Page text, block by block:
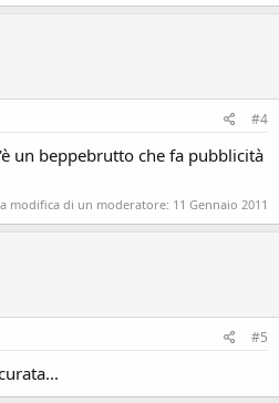
#4
un beppebrutto che fa pubblicità
modifica di un moderatore: 11 Gennaio 2011
#5